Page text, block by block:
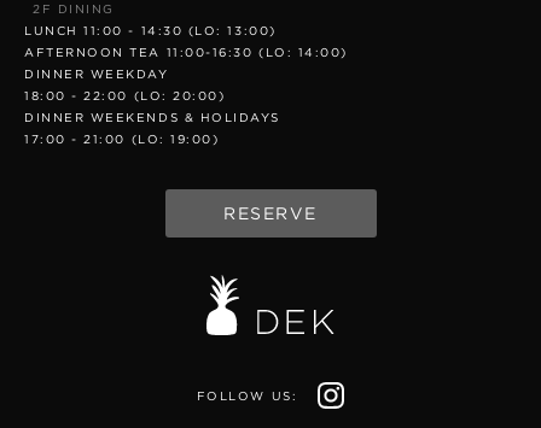
2F DINING
LUNCH 11:00 - 14:30 (LO: 13:00)
AFTERNOON TEA 11:00-16:30 (LO: 14:00)
DINNER WEEKDAY
18:00 - 22:00 (LO: 20:00)
DINNER WEEKENDS & HOLIDAYS
17:00 - 21:00 (LO: 19:00)
RESERVE
FOLLOW US: